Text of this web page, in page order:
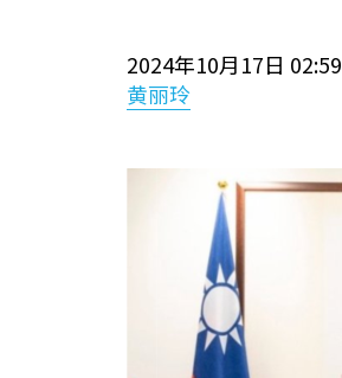
2024年10月17日 02:59
黄丽玲